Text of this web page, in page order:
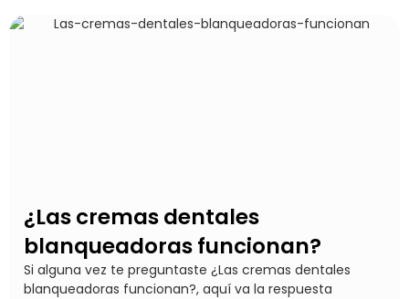
¿Las cremas dentales
blanqueadoras funcionan?
Si alguna vez te preguntaste ¿Las cremas dentales
blanqueadoras funcionan?, aquí va la respuesta